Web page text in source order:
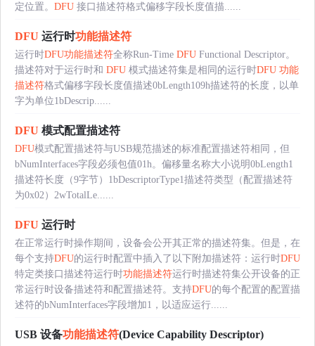
定位置。 DFU 接口描述符格式偏移字段长度值描......
DFU 运行时功能描述符
运行时DFU功能描述符全称Run-Time DFU Functional Descriptor。
描述符对于运行时和 DFU 模式描述符集是相同的运行时DFU 功能
描述符格式偏移字段长度值描述0bLength109h描述符的长度，以单
字为单位1bDescrip......
DFU 模式配置描述符
DFU模式配置描述符与USB规范描述的标准配置描述符相同，但
bNumInterfaces字段必须包值01h。偏移量名称大小说明0bLength1
描述符长度（9字节）1bDescriptorType1描述符类型（配置描述符
为0x02）2wTotalLe......
DFU 运行时
在正常运行时操作期间，设备会公开其正常的描述符集。但是，在
每个支持DFU的运行时配置中插入了以下附加描述符：运行时DFU
特定类接口描述符运行时功能描述符运行时描述符集公开设备的正
常运行时设备描述符和配置描述符。支持DFU的每个配置的配置描
述符的bNumInterfaces字段增加1，以适应运行......
USB 设备功能描述符(Device Capability Descriptor)